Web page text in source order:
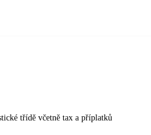
třídě včetně tax a příplatků